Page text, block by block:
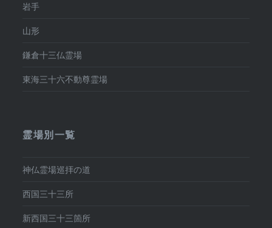
岩手
山形
鎌倉十三仏霊場
東海三十六不動尊霊場
霊場別一覧
神仏霊場巡拝の道
西国三十三所
新西国三十三箇所